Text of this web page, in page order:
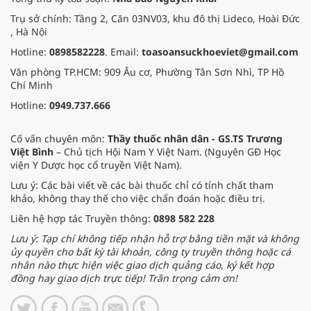
Trụ sở chính: Tầng 2, Căn 03NV03, khu đô thị Lideco, Hoài Đức
, Hà Nội
Hotline: 0898582228. Email: toasoansuckhoeviet@gmail.com
Văn phòng TP.HCM: 909 Âu cơ, Phường Tân Sơn Nhì, TP Hồ
Chí Minh
Hotline: 0949.737.666
Cố vấn chuyên môn: Thầy thuốc nhân dân - GS.TS Trương
Việt Bình – Chủ tịch Hội Nam Y Việt Nam. (Nguyên GĐ Học
viện Y Dược học cổ truyền Việt Nam).
Lưu ý: Các bài viết về các bài thuốc chỉ có tính chất tham
khảo, không thay thế cho việc chẩn đoán hoặc điều trị.
Liên hệ hợp tác Truyền thông: 0898 582 228
Lưu ý: Tạp chí không tiếp nhận hỗ trợ bằng tiền mặt và không
ủy quyền cho bất kỳ tài khoản, công ty truyền thông hoặc cá
nhân nào thực hiện việc giao dịch quảng cáo, ký kết hợp
đồng hay giao dịch trực tiếp! Trân trọng cảm ơn!